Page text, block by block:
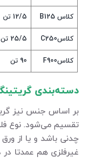
کلاس B125 12/5 تن
کلاسC250 25/5 تن
کلاسF900 90 تن
دسته‌بندی
بر اساس جنس نیز
تقسیم می‌شود. نوع
چدنی باشد و یا از
غیرفلزی هم عمدتا در